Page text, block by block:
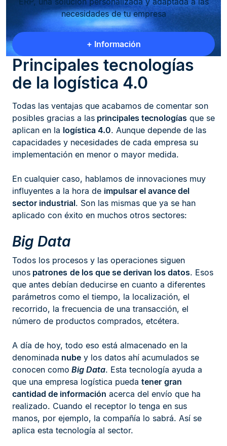
necesidades de tu empresa
+ Información
Principales tecnologías
de la logística 4.0
Todas las ventajas que acabamos de comentar son
posibles gracias a las principales tecnologías que se
aplican en la logística 4.0. Aunque depende de las
capacidades y necesidades de cada empresa su
implementación en menor o mayor medida.
En cualquier caso, hablamos de innovaciones muy
influyentes a la hora de impulsar el avance del
sector industrial. Son las mismas que ya se han
aplicado con éxito en muchos otros sectores:
Big Data
Todos los procesos y las operaciones siguen
unos patrones de los que se derivan los datos. Esos
que antes debían deducirse en cuanto a diferentes
parámetros como el tiempo, la localización, el
recorrido, la frecuencia de una transacción, el
número de productos comprados, etcétera.
A día de hoy, todo eso está almacenado en la
denominada nube y los datos ahí acumulados se
conocen como Big Data. Esta tecnología ayuda a
que una empresa logística pueda tener gran
cantidad de información acerca del envío que ha
realizado. Cuando el receptor lo tenga en sus
manos, por ejemplo, la compañía lo sabrá. Así se
aplica esta tecnología al sector.